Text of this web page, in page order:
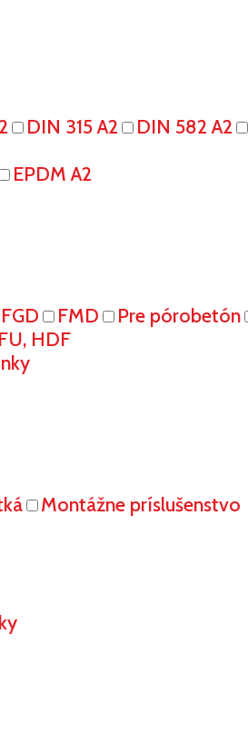
DIN 315 A2 DIN 582 A2
EPDM A2
FGD FMD Pre pórobetón
FU, HDF
Montážne príslušenstvo